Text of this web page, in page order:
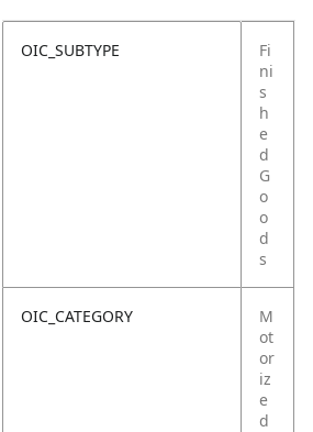
OIC_SUBTYPE
Fi
ni
s
h
e
d
G
o
o
d
s
OIC_CATEGORY
M
ot
or
iz
e
d